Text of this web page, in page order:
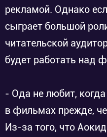
рекламой. Однако
сыграет большой
читательской
будет работать над
- Ода не любит,
в фильмах прежде,
Из-за того, что